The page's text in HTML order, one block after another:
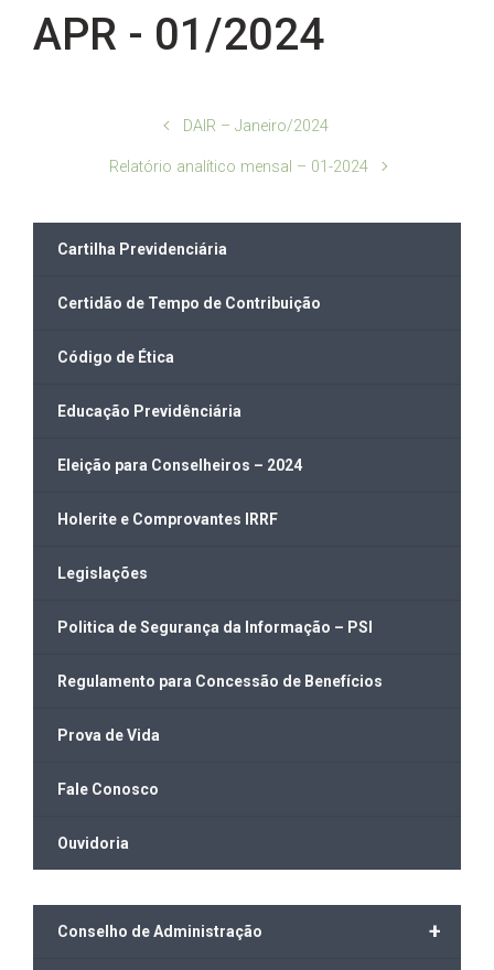
APR - 01/2024
DAIR – Janeiro/2024
Relatório analítico mensal – 01-2024
Cartilha Previdenciária
Certidão de Tempo de Contribuição
Código de Ética
Educação Previdênciária
Eleição para Conselheiros – 2024
Holerite e Comprovantes IRRF
Legislações
Politica de Segurança da Informação – PSI
Regulamento para Concessão de Benefícios
Prova de Vida
Fale Conosco
Ouvidoria
+
Conselho de Administração